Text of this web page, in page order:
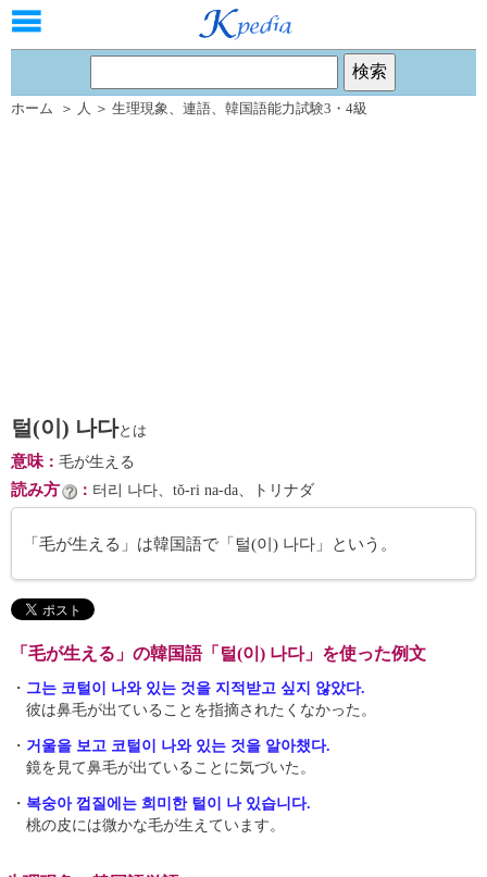
ホーム ＞ 人 ＞ 生理現象、 連語、 韓国語能力試験3・4級
털(이) 나다とは
意味： 毛が生える
読み方 ： 터리 나다、tŏ-ri na-da、トリナダ
「毛が生える」は韓国語で「털(이) 나다」という。
「毛が生える」の韓国語「털(이) 나다」を使った例文
・ 그는 코털이 나와 있는 것을 지적받고 싶지 않았다.
彼は鼻毛が出ていることを指摘されたくなかった。
・ 거울을 보고 코털이 나와 있는 것을 알아챘다.
鏡を見て鼻毛が出ていることに気づいた。
・ 복숭아 껍질에는 희미한 털이 나 있습니다.
桃の皮には微かな毛が生えています。